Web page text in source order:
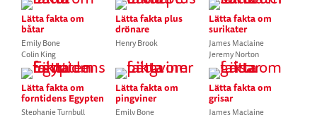
Lätta fakta om
båtar
Emily Bone
Colin King
Lätta fakta plus
drönare
Henry Brook
Lätta fakta om
surikater
James Maclaine
Jeremy Norton
Lätta fakta om
forntidens Egypten
Stephanie Turnbull
Lätta fakta om
pingviner
Emily Bone
Lätta fakta om
grisar
James Maclaine